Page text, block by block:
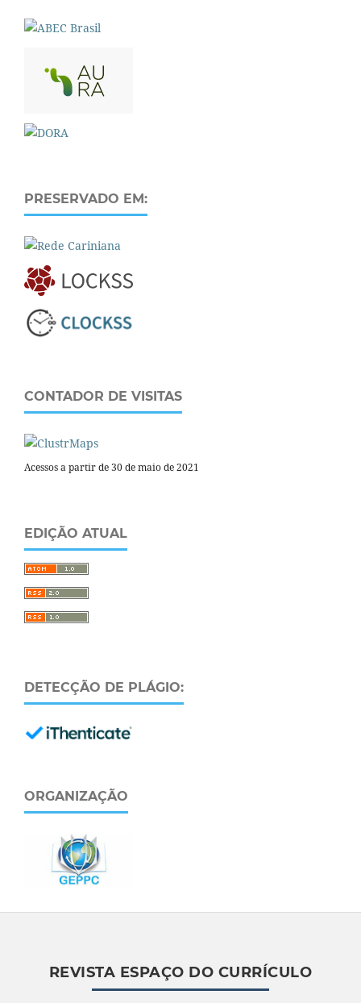
PRESERVADO EM:
CONTADOR DE VISITAS
Acessos a partir de 30 de maio de 2021
EDIÇÃO ATUAL
DETECÇÃO DE PLÁGIO:
ORGANIZAÇÃO
REVISTA ESPAÇO DO CURRÍCULO